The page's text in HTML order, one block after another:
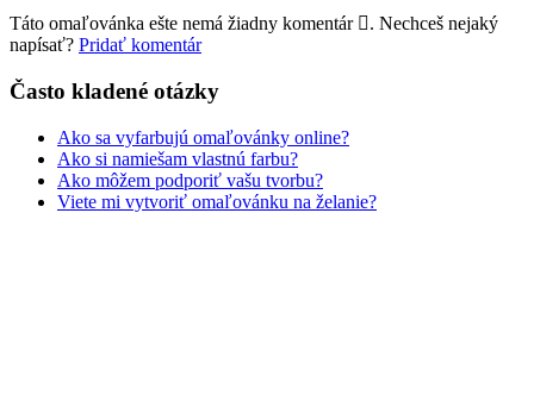
Valentín / láska
Zima a Vianoce
Zvieratá a príroda
Nezaradené
Táto omaľovánka ešte nemá žiadny komentár
. Nechceš nejaký
napísať? Pridať komentár
Často kladené otázky
Ako sa vyfarbujú omaľovánky online?
Ako si namiešam vlastnú farbu?
Ako môžem podporiť vašu tvorbu?
Viete mi vytvoriť omaľovánku na želanie?